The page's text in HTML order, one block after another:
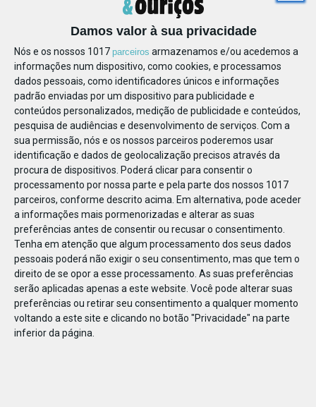
Damos valor à sua privacidade
Nós e os nossos 1017 parceiros armazenamos e/ou acedemos a
informações num dispositivo, como cookies, e processamos
dados pessoais, como identificadores únicos e informações
padrão enviadas por um dispositivo para publicidade e
conteúdos personalizados, medição de publicidade e conteúdos,
pesquisa de audiências e desenvolvimento de serviços. Com a
sua permissão, nós e os nossos parceiros poderemos usar
identificação e dados de geolocalização precisos através da
procura de dispositivos. Poderá clicar para consentir o
processamento por nossa parte e pela parte dos nossos 1017
parceiros, conforme descrito acima. Em alternativa, pode aceder
a informações mais pormenorizadas e alterar as suas
preferências antes de consentir ou recusar o consentimento.
Tenha em atenção que algum processamento dos seus dados
pessoais poderá não exigir o seu consentimento, mas que tem o
direito de se opor a esse processamento. As suas preferências
serão aplicadas apenas a este website. Você pode alterar suas
preferências ou retirar seu consentimento a qualquer momento
voltando a este site e clicando no botão "Privacidade" na parte
inferior da página.
110739